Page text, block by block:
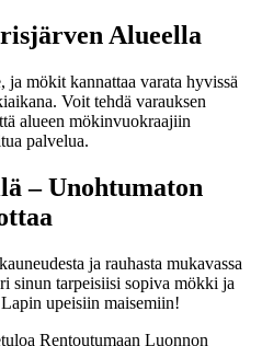
Alueella
mökit kannattaa varata hyvissä
Voit tehdä varauksen
alueen mökinvuokraajiin
palvelua.
– Unohtumaton
ja rauhasta mukavassa
sinun tarpeisiisi sopiva mökki ja
upeisiin maisemiin!
Rentoutumaan Luonnon